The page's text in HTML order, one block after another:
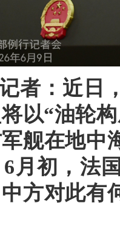
者：近日
以“油轮
舰在地中
月初，法
方对此有